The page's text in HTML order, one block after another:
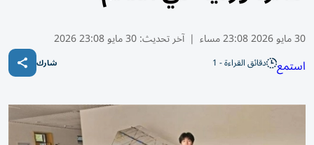
30 مايو 2026 23:08 مساء | آخر تحديث:30 مايو 23:08 2026
استمع دقائق القراءة - 1 شارك